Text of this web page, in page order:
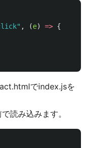
" , (e) => {
でindex.jsを
読み込みます。